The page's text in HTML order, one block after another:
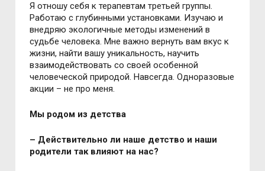
Я отношу себя к терапевтам третьей группы.
Работаю с глубинными установками. Изучаю и
внедряю экологичные методы изменений в
судьбе человека. Мне важно вернуть вам вкус к
жизни, найти вашу уникальность, научить
взаимодействовать со своей особенной
человеческой природой. Навсегда. Одноразовые
акции – не про меня.
Мы родом из детства
– Действительно ли наше детство и наши
родители так влияют на нас?